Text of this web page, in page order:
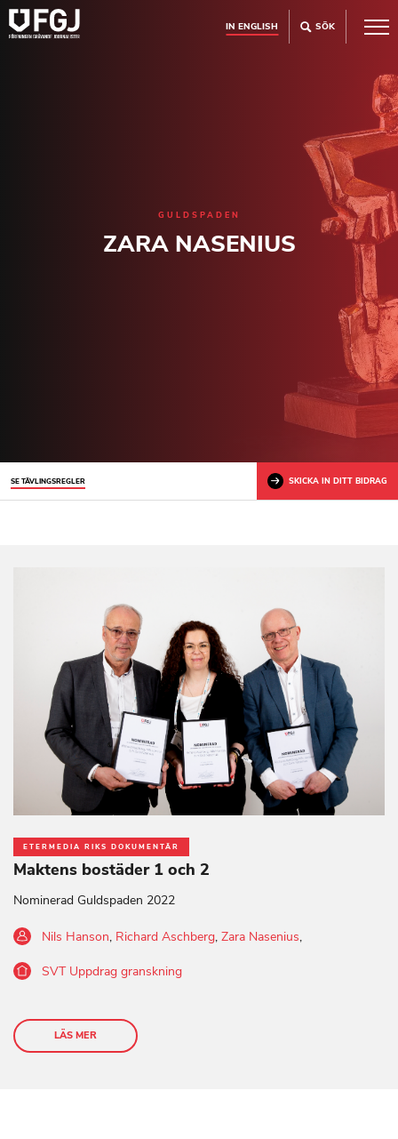
IN ENGLISH SÖK
GULDSPADEN
ZARA NASENIUS
SE TÄVLINGSREGLER SKICKA IN DITT BIDRAG
ETERMEDIA RIKS DOKUMENTÄR
Maktens bostäder 1 och 2
Nominerad Guldspaden 2022
Nils Hanson, Richard Aschberg,Zara Nasenius,
SVT Uppdrag granskning
LÄS MER